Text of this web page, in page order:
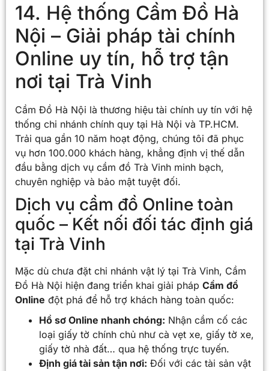
14. Hệ thống Cầm Đồ Hà
Nội – Giải pháp tài chính
Online uy tín, hỗ trợ tận
nơi tại Trà Vinh
Cầm Đồ Hà Nội là thương hiệu tài chính uy tín với hệ
thống chi nhánh chính quy tại Hà Nội và TP.HCM.
Trải qua gần 10 năm hoạt động, chúng tôi đã phục
vụ hơn 100.000 khách hàng, khẳng định vị thế dẫn
đầu bằng dịch vụ cầm đồ Trà Vinh minh bạch,
chuyên nghiệp và bảo mật tuyệt đối.
Dịch vụ cầm đồ Online toàn
quốc – Kết nối đối tác định giá
tại Trà Vinh
Mặc dù chưa đặt chi nhánh vật lý tại Trà Vinh, Cầm
Đồ Hà Nội hiện đang triển khai giải pháp Cầm đồ
Online đột phá để hỗ trợ khách hàng toàn quốc:
Hồ sơ Online nhanh chóng: Nhận cầm cố các
loại giấy tờ chính chủ như cà vẹt xe, giấy tờ xe,
giấy tờ nhà đất… qua hệ thống trực tuyến.
Định giá tài sản tận nơi: Đối với các tài sản vật